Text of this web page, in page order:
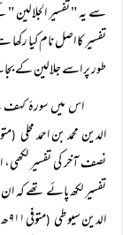
سے یہ " تفسیر
تفسیر کا اصل نام کیا
طور پر اسے جلالین کے
اس میں سورۂ کہف
الدین محمد بن احمد محلی (
نصف آخر کی تفسیر
تفسیر لکھ پائے تھے کہ
الدین سیوطی (متوفی ۹۱۱ھ